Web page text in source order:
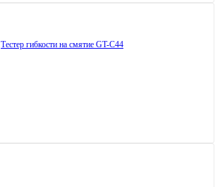
Тестер гибкости на смятие GT-C44